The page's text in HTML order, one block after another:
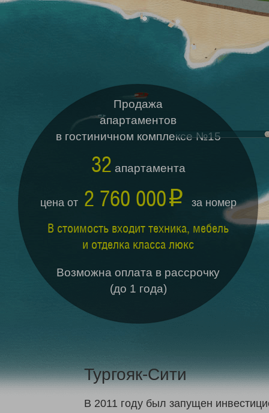
Продажа
апартаментов
в гостиничном комплексе №15
32 апартамента
цена от 2 760 000 за номер
В стоимость входит техника, мебель
и отделка класса люкс
Возможна оплата в рассрочку
(до 1 года)
Тургояк-Сити
В 2011 году был запущен